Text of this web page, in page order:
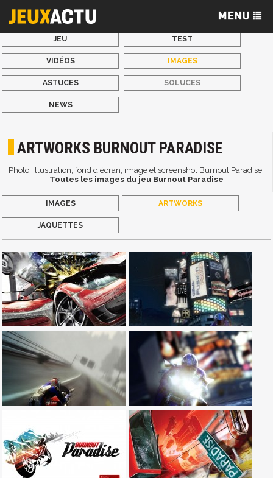
JEU TEST
VIDÉOS IMAGES
ASTUCES SOLUCES
NEWS
ARTWORKS BURNOUT PARADISE
Photo, Illustration, fond d'écran, image et screenshot Burnout Paradise.
Toutes les images du jeu Burnout Paradise
IMAGES ARTWORKS
JAQUETTES